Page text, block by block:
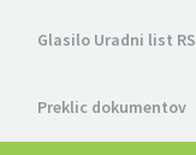
Glasilo Uradni list RS
Preklic dokumentov